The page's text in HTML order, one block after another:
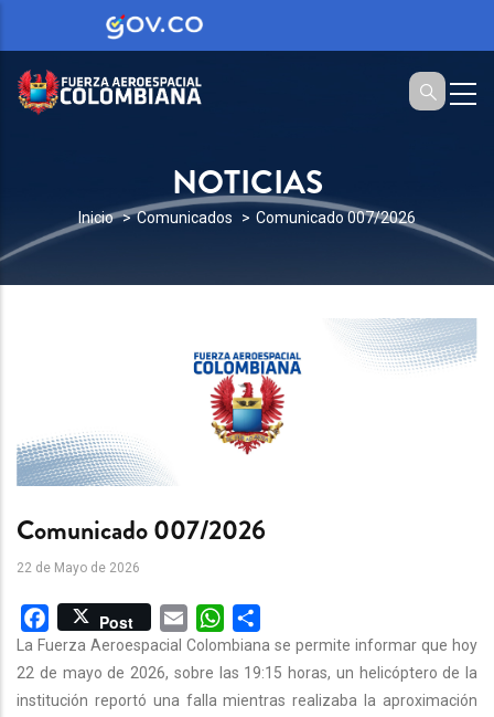
NOTICIAS
SOBRESCRIBIR
DE
NAVEGACIÓN
Inicio Comunicados Comunicado 007/2026
Comunicado 007/2026
22 de Mayo de 2026
Facebook
Post Email WhatsApp
La Fuerza Aeroespacial Colombiana se permite informar que hoy
22 de mayo de 2026, sobre las 19:15 horas, un helicóptero de la
institución reportó una falla mientras realizaba la aproximación